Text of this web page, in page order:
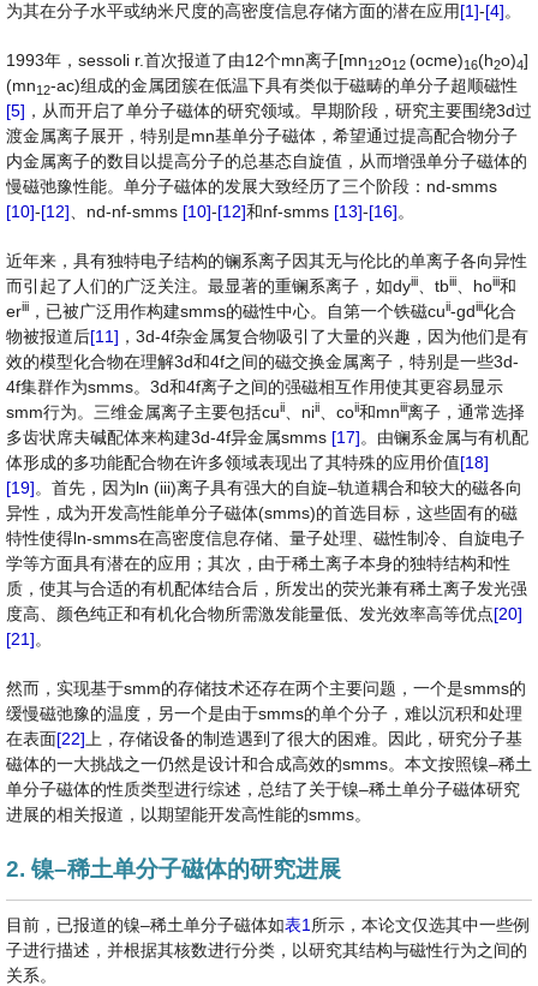
为其在分子水平或纳米尺度的高密度信息存储方面的潜在应用[1]-[4]。
1993年，sessoli r.首次报道了由12个mn离子[mn12o12 (ocme)16(h2o)4]
(mn12-ac)组成的金属团簇在低温下具有类似于磁畴的单分子超顺磁性
[5] ，从而开启了单分子磁体的研究领域。早期阶段，研究主要围绕3d过
渡金属离子展开，特别是mn基单分子磁体，希望通过提高配合物分子
内金属离子的数目以提高分子的总基态自旋值，从而增强单分子磁体的
慢磁弛豫性能。单分子磁体的发展大致经历了三个阶段：nd-smms
[10]-[12] 、nd-nf-smms [10]-[12]和nf-smms [13]-[16]。
近年来，具有独特电子结构的镧系离子因其无与伦比的单离子各向异性
而引起了人们的广泛关注。最显著的重镧系离子，如dyiii 、tbiii 、hoiii和
eriii ，已被广泛用作构建smms的磁性中心。自第一个铁磁cuii-gdiii化合
物被报道后[11] ，3d-4f杂金属复合物吸引了大量的兴趣，因为他们是有
效的模型化合物在理解3d和4f之间的磁交换金属离子，特别是一些3d-
4f集群作为smms。3d和4f离子之间的强磁相互作用使其更容易显示
smm行为。三维金属离子主要包括cuii 、niii 、coii和mniii离子，通常选择
多齿状席夫碱配体来构建3d-4f异金属smms [17]。由镧系金属与有机配
体形成的多功能配合物在许多领域表现出了其特殊的应用价值[18]
[19]。首先，因为ln (iii)离子具有强大的自旋–轨道耦合和较大的磁各向
异性，成为开发高性能单分子磁体(smms)的首选目标，这些固有的磁
特性使得ln-smms在高密度信息存储、量子处理、磁性制冷、自旋电子
学等方面具有潜在的应用；其次，由于稀土离子本身的独特结构和性
质，使其与合适的有机配体结合后，所发出的荧光兼有稀土离子发光强
度高、颜色纯正和有机化合物所需激发能量低、发光效率高等优点[20]
[21]。
然而，实现基于smm的存储技术还存在两个主要问题，一个是smms的
缓慢磁弛豫的温度，另一个是由于smms的单个分子，难以沉积和处理
在表面[22] 上，存储设备的制造遇到了很大的困难。因此，研究分子基
磁体的一大挑战之一仍然是设计和合成高效的smms。本文按照镍–稀土
单分子磁体的性质类型进行综述，总结了关于镍–稀土单分子磁体研究
进展的相关报道，以期望能开发高性能的smms。
2. 镍–稀土单分子磁体的研究进展
目前，已报道的镍–稀土单分子磁体如表1 所示，本论文仅选其中一些例
子进行描述，并根据其核数进行分类，以研究其结构与磁性行为之间的
关系。